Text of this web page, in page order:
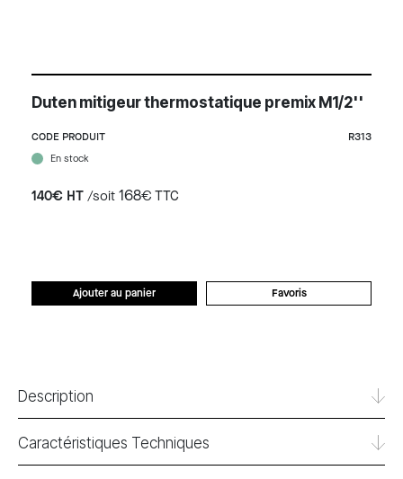
Duten mitigeur thermostatique premix M1/2''
CODE PRODUIT R313
En stock
140€ HT /soit 168€ TTC
Favoris
Ajouter au panier
Description
Caractéristiques Techniques